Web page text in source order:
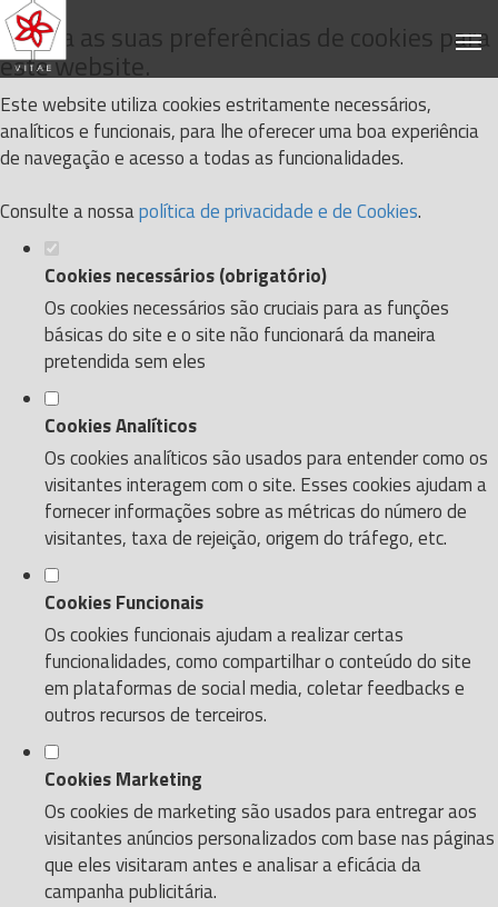
Defina as suas preferências de cookies para
este website.
Este website utiliza cookies estritamente necessários,
analíticos e funcionais, para lhe oferecer uma boa experiência
de navegação e acesso a todas as funcionalidades.
Consulte a nossapolítica de privacidade e de Cookies.
Cookies necessários (obrigatório)
Os cookies necessários são cruciais para as funções
básicas do site e o site não funcionará da maneira
pretendida sem eles
Cookies Analíticos
Os cookies analíticos são usados para entender como os
visitantes interagem com o site. Esses cookies ajudam a
fornecer informações sobre as métricas do número de
visitantes, taxa de rejeição, origem do tráfego, etc.
Cookies Funcionais
Os cookies funcionais ajudam a realizar certas
funcionalidades, como compartilhar o conteúdo do site
em plataformas de social media, coletar feedbacks e
outros recursos de terceiros.
Cookies Marketing
Os cookies de marketing são usados para entregar aos
visitantes anúncios personalizados com base nas páginas
que eles visitaram antes e analisar a eficácia da
campanha publicitária.